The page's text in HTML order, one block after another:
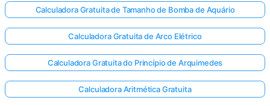
Calculadora Gratuita de Tamanho de Bomba de Aquário
Calculadora Gratuita de Arco Elétrico
Calculadora Gratuita do Princípio de Arquimedes
Calculadora Aritmética Gratuita